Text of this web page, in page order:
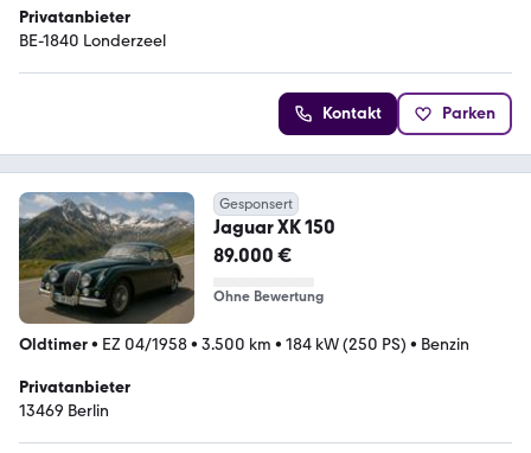
Privatanbieter
BE-1840 Londerzeel
Kontakt Parken
Gesponsert
Jaguar XK 150
89.000 €
Ohne Bewertung
Oldtimer• EZ 04/1958• 3.500 km • 184 kW (250 PS) • Benzin
Privatanbieter
13469 Berlin